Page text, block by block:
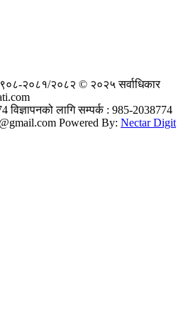
२०८१/२०८२ © २०२५ सर्वाधिकार
विज्ञापनको लागि सम्पर्क : 985-2038774
Powered By: Nectar Digit